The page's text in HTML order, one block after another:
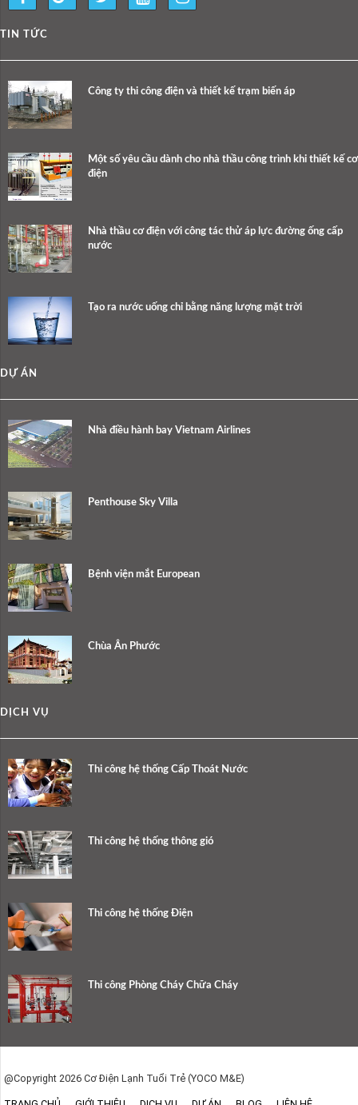
TIN TỨC
Công ty thi công điện và thiết kế trạm biến áp
Một số yêu cầu dành cho nhà thầu công trình khi thiết kế cơ
điện
Nhà thầu cơ điện với công tác thử áp lực đường ống cấp
nước
Tạo ra nước uống chỉ bằng năng lượng mặt trời
DỰ ÁN
Nhà điều hành bay Vietnam Airlines
Penthouse Sky Villa
Bệnh viện mắt European
Chùa Ân Phước
DỊCH VỤ
Thi công hệ thống Cấp Thoát Nước
Thi công hệ thống thông gió
Thi công hệ thống Điện
Thi công Phòng Cháy Chữa Cháy
@Copyright 2026 Cơ Điện Lạnh Tuổi Trẻ (YOCO M&E)